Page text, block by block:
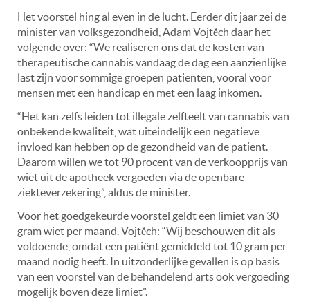
Het voorstel hing al even in de lucht. Eerder dit jaar zei de
minister van volksgezondheid, Adam Vojtěch daar het
volgende over: “We realiseren ons dat de kosten van
therapeutische cannabis vandaag de dag een aanzienlijke
last zijn voor sommige groepen patiënten, vooral voor
mensen met een handicap en met een laag inkomen.
“Het kan zelfs leiden tot illegale zelfteelt van cannabis van
onbekende kwaliteit, wat uiteindelijk een negatieve
invloed kan hebben op de gezondheid van de patiënt.
Daarom willen we tot 90 procent van de verkoopprijs van
wiet uit de apotheek vergoeden via de openbare
ziekteverzekering”, aldus de minister.
Voor het goedgekeurde voorstel geldt een limiet van 30
gram wiet per maand. Vojtěch: “Wij beschouwen dit als
voldoende, omdat een patiënt gemiddeld tot 10 gram per
maand nodig heeft. In uitzonderlijke gevallen is op basis
van een voorstel van de behandelend arts ook vergoeding
mogelijk boven deze limiet”.